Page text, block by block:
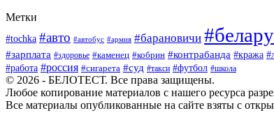
Метки
#tochka #авто #автобус #армия #барановичи
#зарплата #здоровье #каменец #кобрин #контрабанда #кража
#работа #россия #сигарета #суд #такси #футбол #школа
© 2026 - БЕЛОТЕСТ. Все права защищены.
Любое копирование материалов с нашего ресурса
Все материалы опубликованные на сайте взяты с